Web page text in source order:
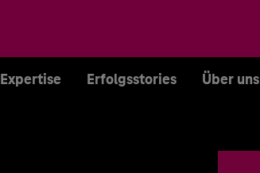
Expertise Erfolgsstories Über uns